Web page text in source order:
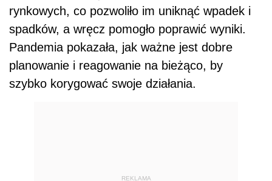
rynkowych, co pozwoliło im uniknąć wpadek i
spadków, a wręcz pomogło poprawić wyniki.
Pandemia pokazała, jak ważne jest dobre
planowanie i reagowanie na bieżąco, by
szybko korygować swoje działania.
REKLAMA